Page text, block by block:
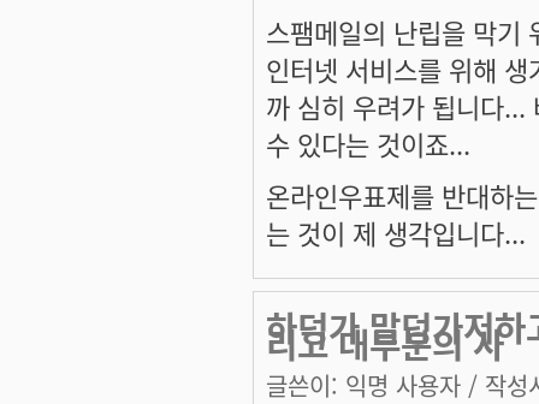
스팸메일의 난립을 막기
인터넷 서비스를 위해
까 심히 우려가 됩니다...
수 있다는 것이죠...
온라인우표제를 반대하
는 것이 제 생각입니다...
하덩가 말덩가저
리고 대부분의 사
글쓴이: 익명 사용자 / 작성